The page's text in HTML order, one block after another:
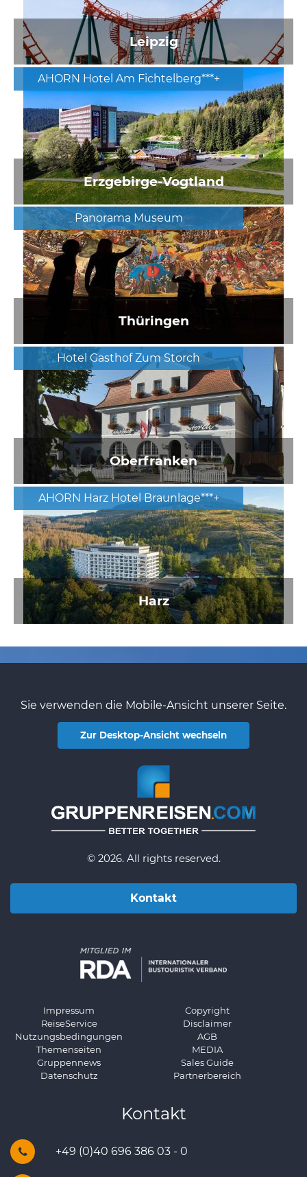
Leipzig
AHORN Hotel Am Fichtelberg***+
Erzgebirge-Vogtland
Panorama Museum
Thüringen
Hotel Gasthof Zum Storch
Oberfranken
AHORN Harz Hotel Braunlage***+
Harz
Sie verwenden die Mobile-Ansicht unserer Seite.
Zur Desktop-Ansicht wechseln
© 2026. All rights reserved.
Kontakt
Impressum
ReiseService
Nutzungsbedingungen
Themenseiten
Gruppennews
Datenschutz
Copyright
Disclaimer
AGB
MEDIA
Sales Guide
Partnerbereich
Kontakt
+49 (0)40 696 386 03 - 0